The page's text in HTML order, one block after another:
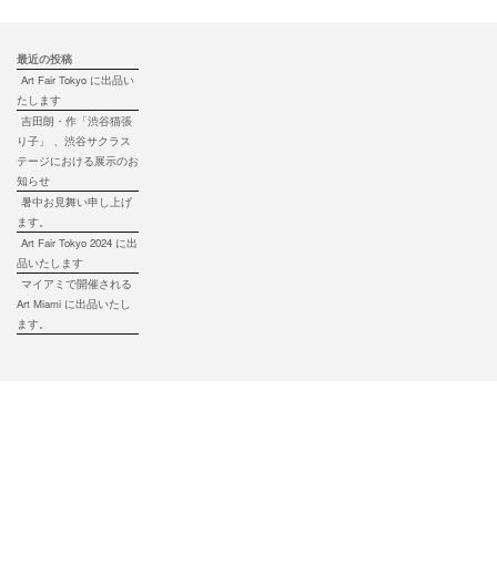
最近の投稿
Art Fair Tokyo に出品い
たします
吉田朗・作「渋谷猫張
り子」 、渋谷サクラス
テージにおける展示のお
知らせ
暑中お見舞い申し上げ
ます。
Art Fair Tokyo 2024 に出
品いたします
マイアミで開催される
Art Miami に出品いたし
ます。